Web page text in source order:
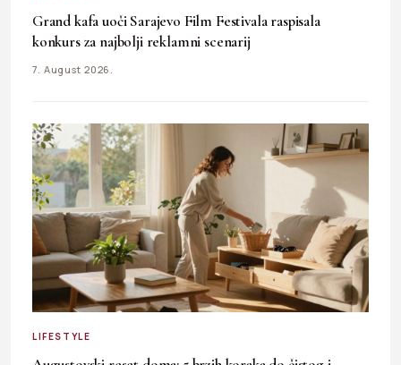
Grand kafa uoči Sarajevo Film Festivala raspisala
konkurs za najbolji reklamni scenarij
7. August 2026.
LIFESTYLE